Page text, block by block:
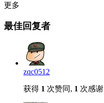
更多
最佳回复者
zqc0512
获得 1 次赞同, 1 次感谢